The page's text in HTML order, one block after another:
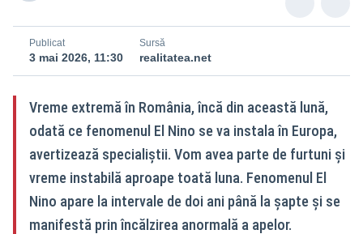
Publicat
3 mai 2026, 11:30
Sursă
realitatea.net
Vreme extremă în România, încă din această lună,
odată ce fenomenul El Nino se va instala în Europa,
avertizează specialiștii. Vom avea parte de furtuni și
vreme instabilă aproape toată luna. Fenomenul El
Nino apare la intervale de doi ani până la șapte și se
manifestă prin încălzirea anormală a apelor.